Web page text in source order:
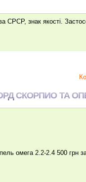
СРСР, знак якості.
СКОРПИО ТА
омега 2.2-2.4 500 грн